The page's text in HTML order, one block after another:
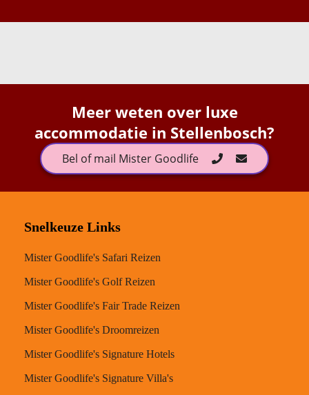
Meer weten over luxe
accommodatie in Stellenbosch?
Bel of mail Mister Goodlife
Snelkeuze Links
Mister Goodlife's Safari Reizen
Mister Goodlife's Golf Reizen
Mister Goodlife's Fair Trade Reizen
Mister Goodlife's Droomreizen
Mister Goodlife's Signature Hotels
Mister Goodlife's Signature Villa's